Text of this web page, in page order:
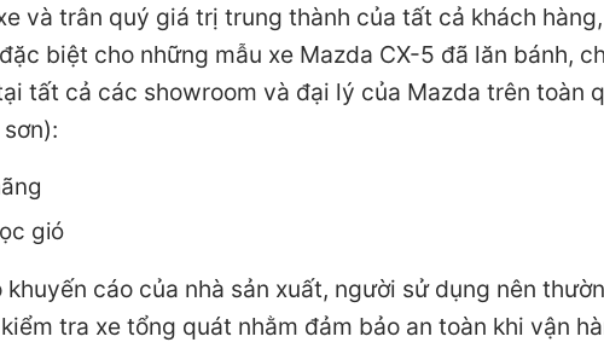
và trân quý giá trị trung thành của tất cả khách hàng,
biệt cho những mẫu xe Mazda CX-5 đã lăn bánh,
tất cả các showroom và đại lý của Mazda trên toàn
gió
cáo của nhà sản xuất, người sử dụng nên
tra xe tổng quát nhằm đảm bảo an toàn khi vận